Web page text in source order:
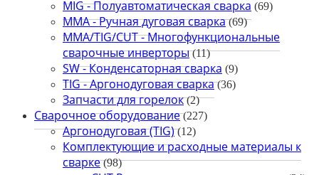
MIG - Полуавтоматическая сварка (69)
MMA - Ручная дуговая сварка (69)
MMA/TIG/CUT - Многофункциональные
сварочные инверторы (11)
SW - Конденсаторная сварка (9)
TIG - Аргонодуговая сварка (36)
Запчасти для горелок (2)
Сварочное оборудование (227)
Аргонодуговая (TIG) (12)
Комплектующие и расходные материалы к
сварке (98)